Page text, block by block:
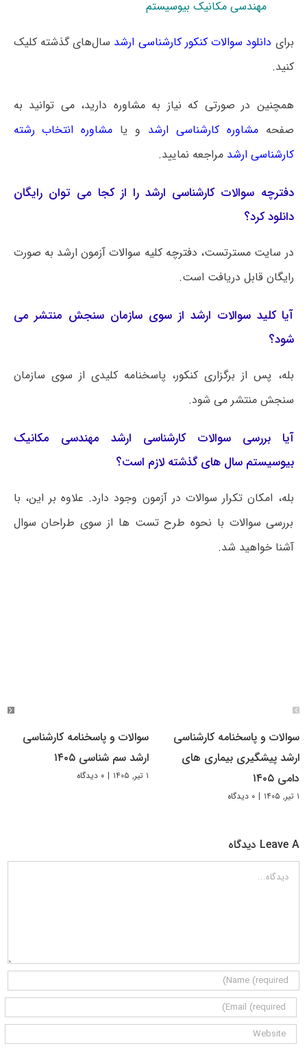
مهندسی مکانیک بیوسیستم
برای دانلود سوالات کنکور کارشناسی ارشد سال‌های گذشته کلیک
کنید.
همچنین در صورتی که نیاز به مشاوره دارید، می توانید به
صفحهمشاوره کارشناسی ارشد و یا مشاوره انتخاب رشته
کارشناسی ارشد مراجعه نمایید.
دفترچه سوالات کارشناسی ارشد را از کجا می توان رایگان
دانلود کرد؟
در سایت مسترتست، دفترچه کلیه سوالات آزمون ارشد به صورت
رایگان قابل دریافت است.
آیا کلید سوالات ارشد از سوی سازمان سنجش منتشر می
شود؟
بله، پس از برگزاری کنکور، پاسخنامه کلیدی از سوی سازمان
سنجش منتشر می شود.
آیا بررسی سوالات کارشناسی ارشد مهندسی مکانیک
بیوسیستم سال های گذشته لازم است؟
بله، امکان تکرار سوالات در آزمون وجود دارد. علاوه بر این، با
بررسی سوالات با نحوه طرح تست ها از سوی طراحان سوال
آشنا خواهید شد.
سوالات و پاسخنامه کارشناسی
ارشد پیشگیری بیماری های
دامی ۱۴۰۵
۱ تیر, ۱۴۰۵ | ۰ دیدگاه
سوالات و پاسخنامه کارشناسی
ارشد سم شناسی ۱۴۰۵
۱ تیر, ۱۴۰۵ | ۰ دیدگاه
Leave A دیدگاه
دیدگاه